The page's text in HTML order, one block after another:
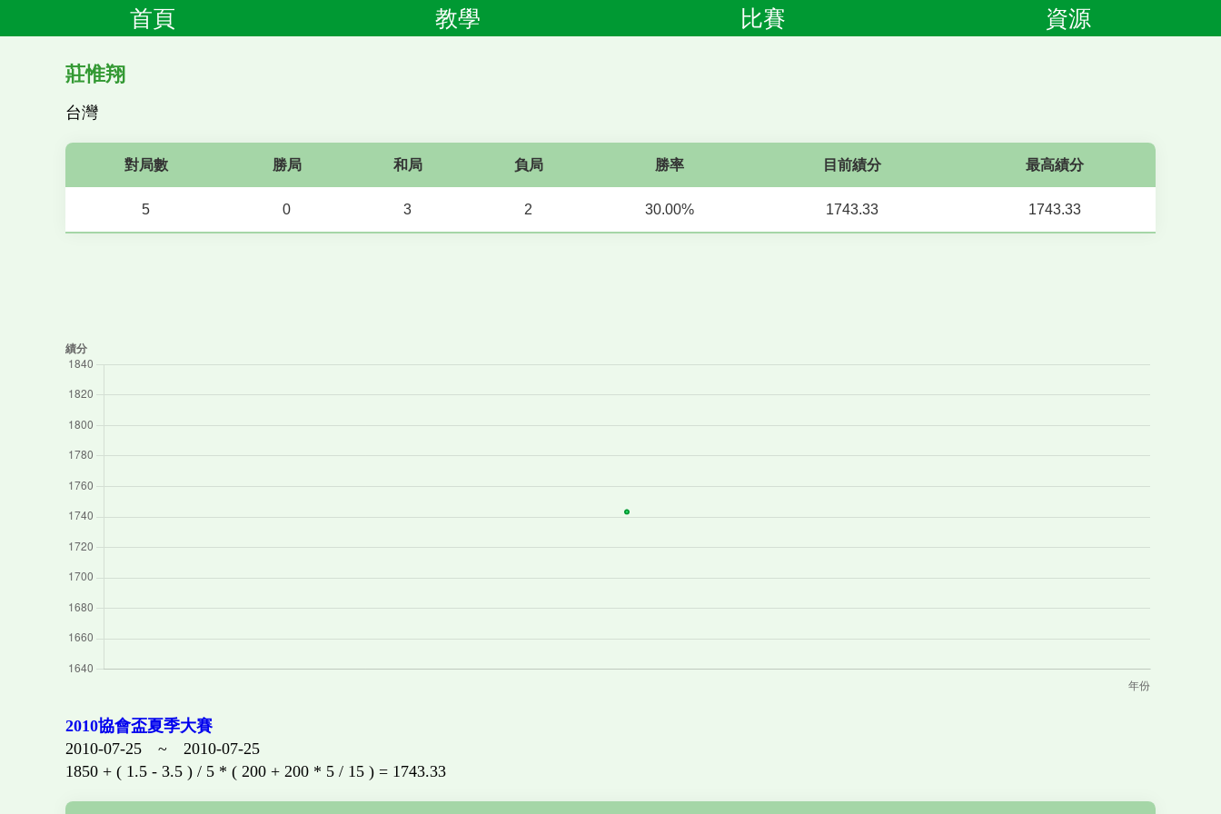
首頁 教學 比賽 資源
莊惟翔
台灣
對局數 勝局 和局 負局 勝率 目前績分 最高績分
5 0 3 2 30.00% 1743.33 1743.33
2010協會盃夏季大賽
2010-07-25 ~ 2010-07-25
1850 + ( 1.5 - 3.5 ) / 5 * ( 200 + 200 * 5 / 15 ) = 1743.33